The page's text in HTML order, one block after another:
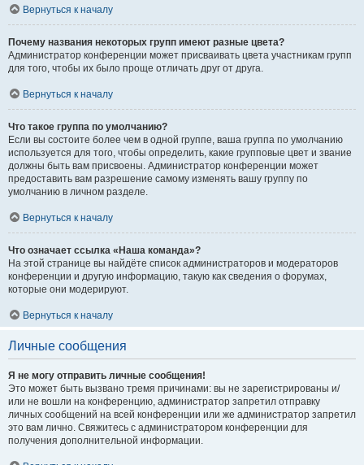
Вернуться к началу
Почему названия некоторых групп имеют разные цвета?
Администратор конференции может присваивать цвета участникам групп
для того, чтобы их было проще отличать друг от друга.
Вернуться к началу
Что такое группа по умолчанию?
Если вы состоите более чем в одной группе, ваша группа по умолчанию
используется для того, чтобы определить, какие групповые цвет и звание
должны быть вам присвоены. Администратор конференции может
предоставить вам разрешение самому изменять вашу группу по
умолчанию в личном разделе.
Вернуться к началу
Что означает ссылка «Наша команда»?
На этой странице вы найдёте список администраторов и модераторов
конференции и другую информацию, такую как сведения о форумах,
которые они модерируют.
Вернуться к началу
Личные сообщения
Я не могу отправить личные сообщения!
Это может быть вызвано тремя причинами: вы не зарегистрированы и/
или не вошли на конференцию, администратор запретил отправку
личных сообщений на всей конференции или же администратор запретил
это вам лично. Свяжитесь с администратором конференции для
получения дополнительной информации.